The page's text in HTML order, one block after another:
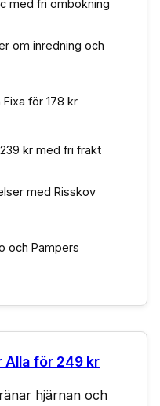
med fri ombokning
om inredning och
för 178 kr
kr med fri frakt
med Risskov
och Pampers
Alla för 249 kr
hjärnan och